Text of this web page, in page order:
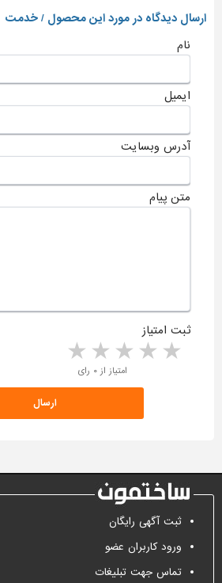
ارسال دیدگاه در مورد این محصول / خدمت
نام
ایمیل
آدرس وبسایت
متن پیام
ثبت امتیاز
4 stars 3 stars 2 stars 1 star امتیاز از ۰ رای
ثبت آگهی رایگان
ورود کاربران عضو
تماس جهت تبلیغات